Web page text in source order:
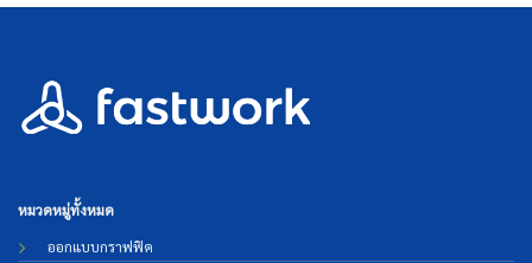
หมวดหมู่ทั้งหมด
ออกแบบกราฟฟิค